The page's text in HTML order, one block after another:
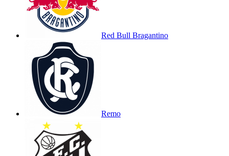
Red Bull Bragantino
Remo